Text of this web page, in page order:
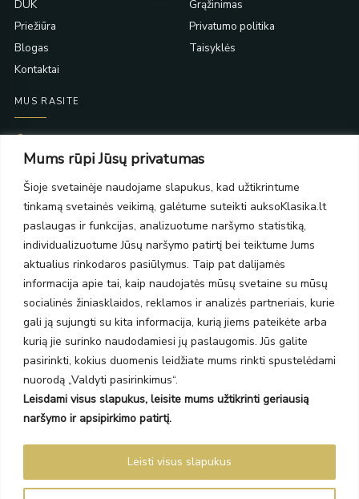
Mums rūpi Jūsų privatumas
Šioje svetainėje naudojame slapukus, kad užtikrintume
tinkamą svetainės veikimą, galėtume suteikti auksoKlasika.lt
paslaugas ir funkcijas, analizuotume naršymo statistiką,
individualizuotume Jūsų naršymo patirtį bei teiktume Jums
aktualius rinkodaros pasiūlymus. Taip pat dalijamės
informacija apie tai, kaip naudojatės mūsų svetaine su mūsų
socialinės žiniasklaidos, reklamos ir analizės partneriais, kurie
gali ją sujungti su kita informacija, kurią jiems pateikėte arba
kurią jie surinko naudodamiesi jų paslaugomis. Jūs galite
pasirinkti, kokius duomenis leidžiate mums rinkti spustelėdami
nuorodą „Valdyti pasirinkimus“.
Leisdami visus slapukus, leisite mums užtikrinti geriausią
naršymo ir apsipirkimo patirtį.
Leisti visus slapukus
DUK
Priežiūra
Blogas
Kontaktai
Grąžinimas
Privatumo politika
Taisyklės
MUS RASITE
PC Molas, Klaipėda
PC BIG 2, Klaipėda
Šilutės pl. 35
PC Banginis, Klaipėda
NAUJIENLAIŠKIS
Prenumeruokite ir gaukite pasiūlymus, naujienas bei riboto
leidimo kolekcijas.
SIŲSTI
Auksoklasika.lt © 2026 Visos teisės saugomos